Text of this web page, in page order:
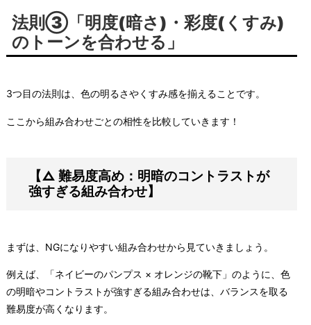
法則③「明度(暗さ)・彩度(くすみ)
のトーンを合わせる」
3つ目の法則は、色の明るさやくすみ感を揃えることです。
ここから組み合わせごとの相性を比較していきます！
【△ 難易度高め：明暗のコントラストが
強すぎる組み合わせ】
まずは、NGになりやすい組み合わせから見ていきましょう。
例えば、「ネイビーのパンプス × オレンジの靴下」のように、色
の明暗やコントラストが強すぎる組み合わせは、バランスを取る
難易度が高くなります。